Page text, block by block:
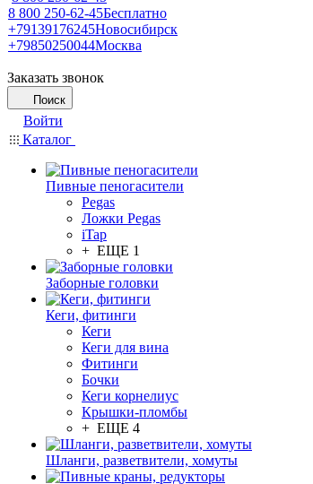
8 800 250-62-45Бесплатно
+79139176245Новосибирск
+79850250044Москва
Заказать звонок
Поиск
Войти
Каталог
Пивные пеногасители
Pegas
Ложки Pegas
iTap
+ ЕЩЕ 1
Заборные головки
Кеги, фитинги
Кеги
Кеги для вина
Фитинги
Бочки
Кеги корнелиус
Крышки-пломбы
+ ЕЩЕ 4
Шланги, разветвители, хомуты